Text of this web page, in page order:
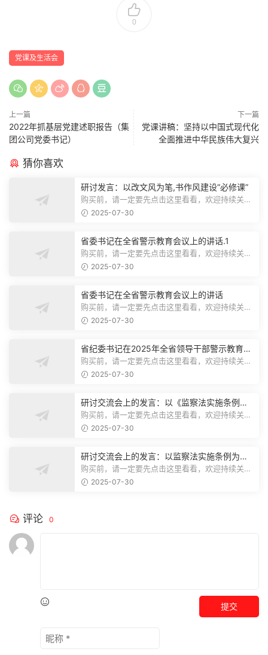
0
党课及生活会
上一篇
2022年抓基层党建述职报告（集
团公司党委书记）
下一篇
党课讲稿：坚持以中国式现代化
全面推进中华民族伟大复兴
猜你喜欢
研讨发言：以改文风为笔,书作风建设“必修课”
购买前，请一定要先点击这里看看，欢迎持续关
注，精彩模板每天推送预览结束，本文...
2025-07-30
省委书记在全省警示教育会议上的讲话.1
购买前，请一定要先点击这里看看，欢迎持续关
注，精彩模板每天推送预览结束，本文...
2025-07-30
省委书记在全省警示教育会议上的讲话
购买前，请一定要先点击这里看看，欢迎持续关
注，精彩模板每天推送预览结束，本文...
2025-07-30
省纪委书记在2025年全省领导干部警示教育会
上的讲话.1
购买前，请一定要先点击这里看看，欢迎持续关
注，精彩模板每天推送预览结束，本文...
2025-07-30
研讨交流会上的发言：以《监察法实施条例》
为纲,推动巡察工作高质量发展
购买前，请一定要先点击这里看看，欢迎持续关
注，精彩模板每天推送预览结束，本文...
2025-07-30
研讨交流会上的发言：以监察法实施条例为纲
推动巡察工作高质量发展
购买前，请一定要先点击这里看看，欢迎持续关
注，精彩模板每天推送预览结束，本文...
2025-07-30
评论 0
提交